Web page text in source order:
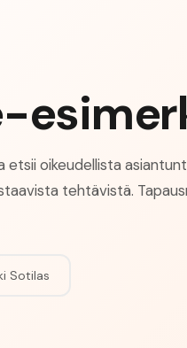
etsii oikeudellista
tehtävistä.
Sotilas